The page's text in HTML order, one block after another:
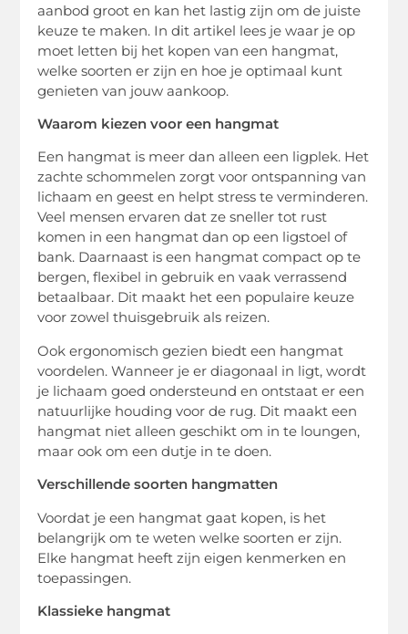
aanbod groot en kan het lastig zijn om de juiste
keuze te maken. In dit artikel lees je waar je op
moet letten bij het kopen van een hangmat,
welke soorten er zijn en hoe je optimaal kunt
genieten van jouw aankoop.
Waarom kiezen voor een hangmat
Een hangmat is meer dan alleen een ligplek. Het
zachte schommelen zorgt voor ontspanning van
lichaam en geest en helpt stress te verminderen.
Veel mensen ervaren dat ze sneller tot rust
komen in een hangmat dan op een ligstoel of
bank. Daarnaast is een hangmat compact op te
bergen, flexibel in gebruik en vaak verrassend
betaalbaar. Dit maakt het een populaire keuze
voor zowel thuisgebruik als reizen.
Ook ergonomisch gezien biedt een hangmat
voordelen. Wanneer je er diagonaal in ligt, wordt
je lichaam goed ondersteund en ontstaat er een
natuurlijke houding voor de rug. Dit maakt een
hangmat niet alleen geschikt om in te loungen,
maar ook om een dutje in te doen.
Verschillende soorten hangmatten
Voordat je een hangmat gaat kopen, is het
belangrijk om te weten welke soorten er zijn.
Elke hangmat heeft zijn eigen kenmerken en
toepassingen.
Klassieke hangmat